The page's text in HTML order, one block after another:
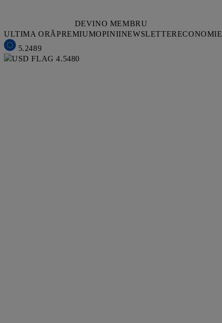
DEVINO MEMBRU
ULTIMA ORĂPREMIUMOPINIINEWSLETTERECONOMIE
5.2489
4.5480